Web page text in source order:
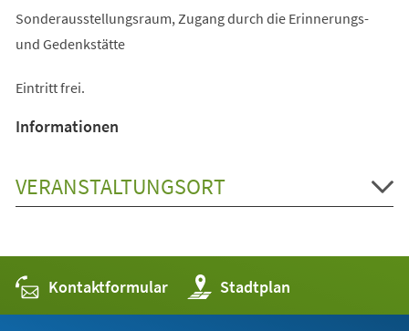
Sonderausstellungsraum, Zugang durch die Erinnerungs-
und Gedenkstätte
Eintritt frei.
Informationen
VERANSTALTUNGSORT
Kontaktformular Stadtplan
(Öffnet
in
einem